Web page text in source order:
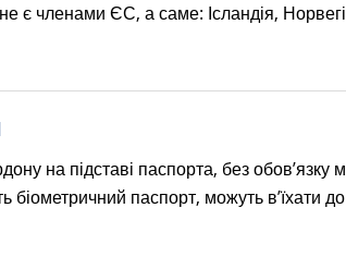
є членами ЄС, а саме: Ісландія,
на підставі паспорта, без обов’язку
біометричний паспорт, можуть в’їхати